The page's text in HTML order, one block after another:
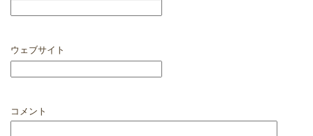
ウェブサイト
コメント